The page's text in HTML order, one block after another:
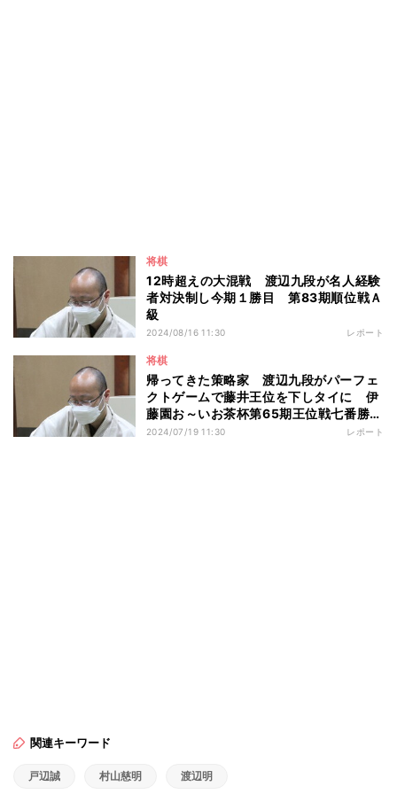
将棋
12時超えの大混戦 渡辺九段が名人経験
者対決制し今期１勝目 第83期順位戦Ａ
級
2024/08/16 11:30 レポート
将棋
帰ってきた策略家 渡辺九段がパーフェ
クトゲームで藤井王位を下しタイに 伊
藤園お～いお茶杯第65期王位戦七番勝負
第２局
2024/07/19 11:30 レポート
関連キーワード
戸辺誠 村山慈明 渡辺明